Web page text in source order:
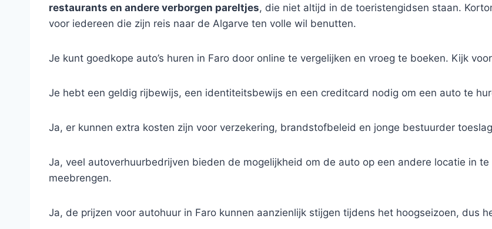
restaurants en andere verborgen pareltjes, die niet altijd in de toeristengidsen staan.
voor iedereen die zijn reis naar de Algarve ten volle wil benutten.
Je kunt goedkope auto’s huren in Faro door online te vergelijken en vroeg te boeken. Kijk
Je hebt een geldig rijbewijs, een identiteitsbewijs en een creditcard nodig om een auto te
Ja, er kunnen extra kosten zijn voor verzekering, brandstofbeleid en jonge bestuurder
Ja, veel autoverhuurbedrijven bieden de mogelijkheid om de auto op een andere locatie in
meebrengen.
Ja, de prijzen voor autohuur in Faro kunnen aanzienlijk stijgen tijdens het hoogseizoen, dus